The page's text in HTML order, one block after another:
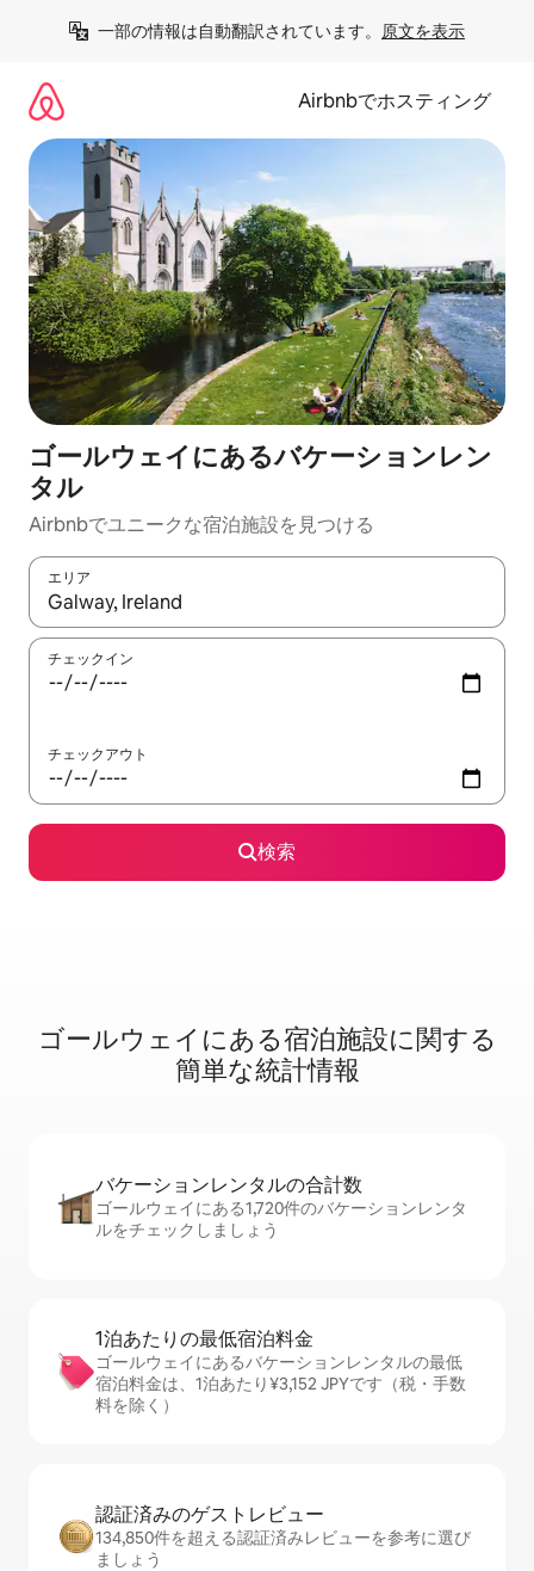
一部の情報は自動翻訳されています。 原文を表示
Airbnbでホスティング
ゴールウェイにあるバケーションレン
タル
Airbnbでユニークな宿泊施設を見つける
エリア
検索結果が表示されたら、上下の矢印キーを使って移動するか
チェックイン
チェックアウト
検索
ゴールウェイに⁠あ⁠る宿⁠泊⁠施⁠設⁠に関⁠す⁠る
簡⁠単⁠な統⁠計⁠情⁠報
バケーションレ⁠ン⁠タ⁠ル⁠の合⁠計⁠数
ゴールウェイにある1,720件のバケーションレンタ
ルをチェックしましょう
1泊あたりの最⁠低⁠宿⁠泊⁠料⁠金
ゴールウェイにあるバケーションレンタルの最低
宿泊料金は、1泊あたり¥3,152 JPYです（税・手数
料を除く）
認証済みのゲ⁠ス⁠ト⁠レ⁠ビ⁠ュ⁠ー
134,850件を超える認証済みレビューを参考に選び
ましょう